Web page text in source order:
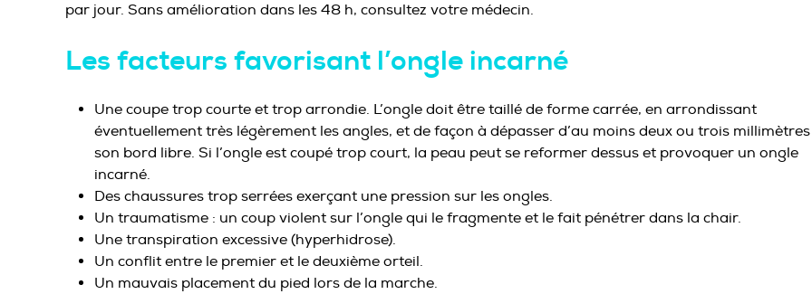
par jour. Sans amélioration dans les 48 h, consultez votre médecin.
Les facteurs favorisant l’ongle incarné
Une coupe trop courte et trop arrondie. L’ongle doit être taillé de forme carrée, en arrondissant
éventuellement très légèrement les angles, et de façon à dépasser d’au moins deux ou trois
son bord libre. Si l’ongle est coupé trop court, la peau peut se reformer dessus et provoquer un ongle
incarné.
Des chaussures trop serrées exerçant une pression sur les ongles.
Un traumatisme : un coup violent sur l’ongle qui le fragmente et le fait pénétrer dans la chair.
Une transpiration excessive (hyperhidrose).
Un conflit entre le premier et le deuxième orteil.
Un mauvais placement du pied lors de la marche.